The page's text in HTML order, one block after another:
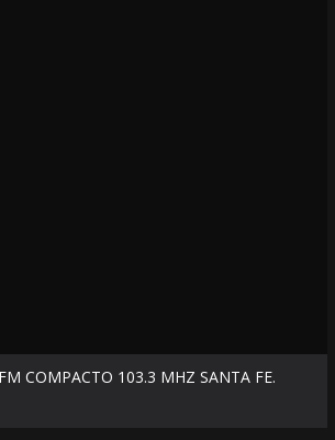
FM COMPACTO 103.3 MHZ SANTA FE.